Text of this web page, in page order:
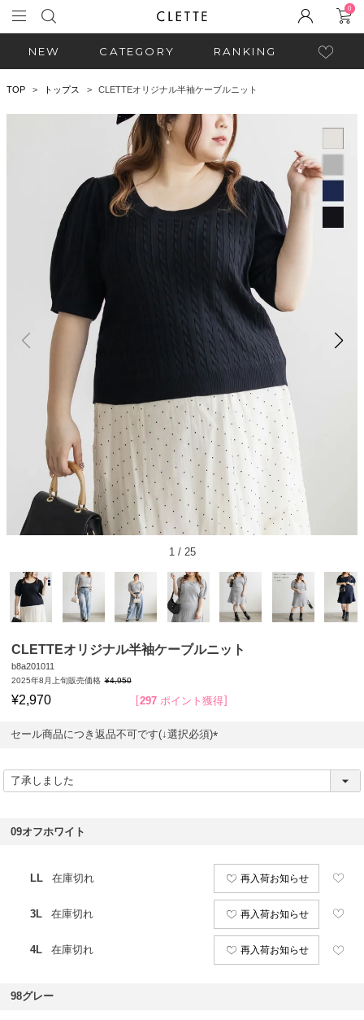
0
NEW CATEGORY RANKING
TOP トップス CLETTEオリジナル半袖ケーブルニット
1/ 25
CLETTEオリジナル半袖ケーブルニット
b8a201011
2025年8月上旬販売価格 ¥4,950
¥2,970 297 ポイント獲得
セール商品につき返品不可です(↓選択必須)
必
09オフホワイト
LL 在庫切れ 再入荷お知らせ
3L 在庫切れ 再入荷お知らせ
4L 在庫切れ 再入荷お知らせ
98グレー